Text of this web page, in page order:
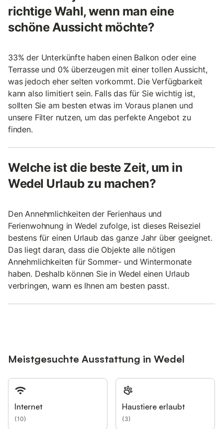
richtige Wahl, wenn man eine
schöne Aussicht möchte?
33% der Unterkünfte haben einen Balkon oder eine
Terrasse und 0% überzeugen mit einer tollen Aussicht,
was jedoch eher selten vorkommt. Die Verfügbarkeit
kann also limitiert sein. Falls das für Sie wichtig ist,
sollten Sie am besten etwas im Voraus planen und
unsere Filter nutzen, um das perfekte Angebot zu
finden.
Welche ist die beste Zeit, um in
Wedel Urlaub zu machen?
Den Annehmlichkeiten der Ferienhaus und
Ferienwohnung in Wedel zufolge, ist dieses Reiseziel
bestens für einen Urlaub das ganze Jahr über geeignet.
Das liegt daran, dass die Objekte alle nötigen
Annehmlichkeiten für Sommer- und Wintermonate
haben. Deshalb können Sie in Wedel einen Urlaub
verbringen, wann es Ihnen am besten passt.
Meistgesuchte Ausstattung in Wedel
Internet
(10)
Haustiere erlaubt
(3)